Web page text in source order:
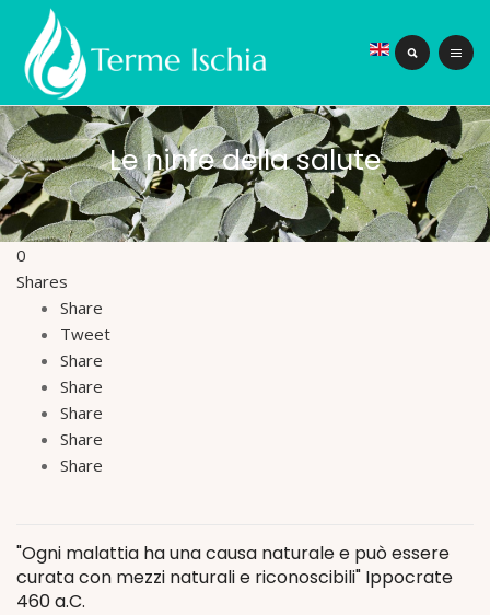
Le ninfe della salute
0
Shares
Share
Tweet
Share
Share
Share
Share
Share
"Ogni malattia ha una causa naturale e può essere
curata con mezzi naturali e riconoscibili" Ippocrate
460 a.C.